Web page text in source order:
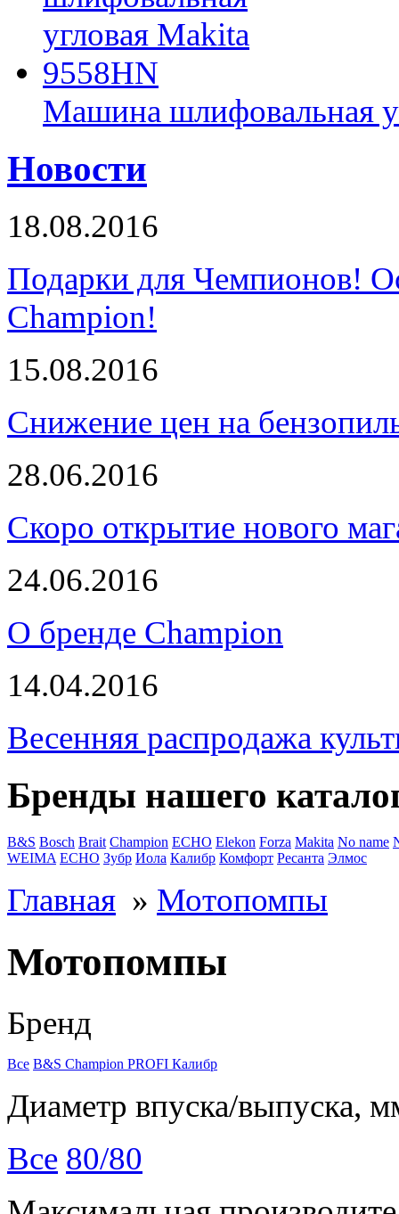
Машина шлифовальная
Новости
18.08.2016
Подарки для Чемпионов!
Champion!
15.08.2016
Снижение цен на
28.06.2016
Скоро открытие нового
24.06.2016
О бренде Champion
14.04.2016
Весенняя распродажа
Бренды нашего
B&S Bosch Brait Champion ECHO Elekon Forza Makita No name
WEIMA ЕСНО Зубр Иола Калибр Комфорт Ресанта Элмос
Главная » Мотопомпы
Мотопомпы
Бренд
Все B&S Champion PROFI Калибр
Диаметр впуска/выпуска,
Все 80/80